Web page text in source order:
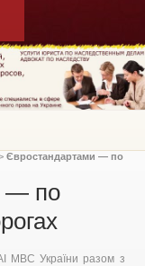
Євростандартами — по
— по
МВС України разом з